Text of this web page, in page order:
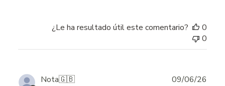
¿Le ha resultado útil este comentario?
0
0
Nota🇬🇧 09/06/26